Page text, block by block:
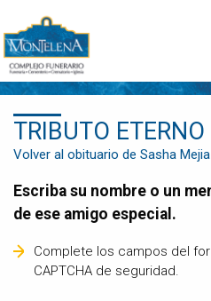
TRIBUTO ETERNO
Volver al obituario de Sasha Mejia
Escriba su nombre o un mensaje breve en memoria
de ese amigo especial.
Complete los campos del formulario e ingrese el
CAPTCHA de seguridad.